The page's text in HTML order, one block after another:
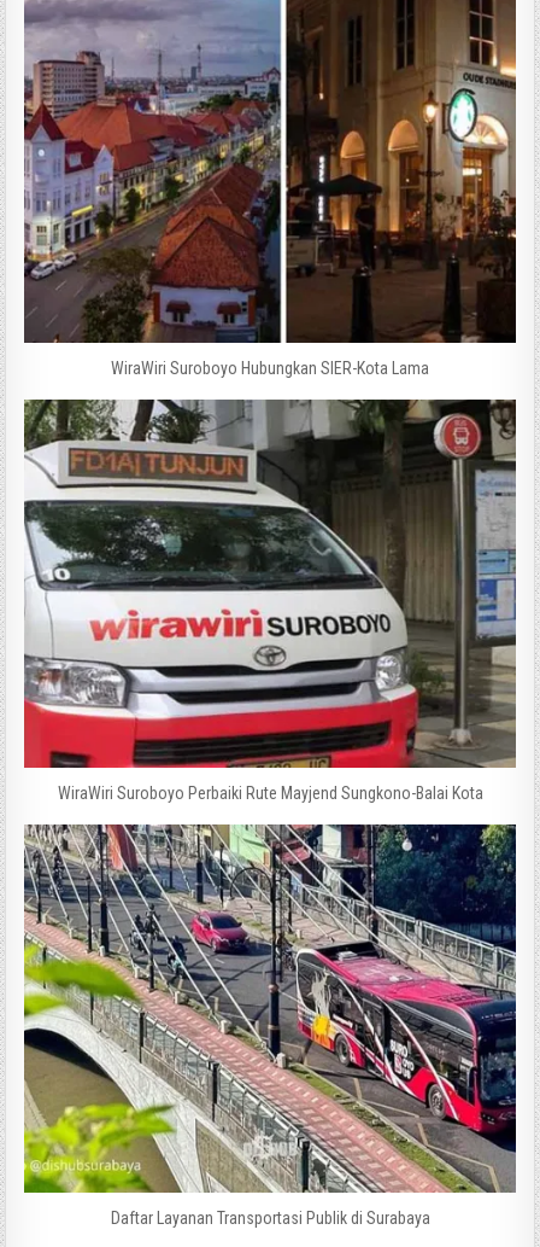
WiraWiri Suroboyo Hubungkan SIER-Kota Lama
WiraWiri Suroboyo Perbaiki Rute Mayjend Sungkono-Balai Kota
Daftar Layanan Transportasi Publik di Surabaya